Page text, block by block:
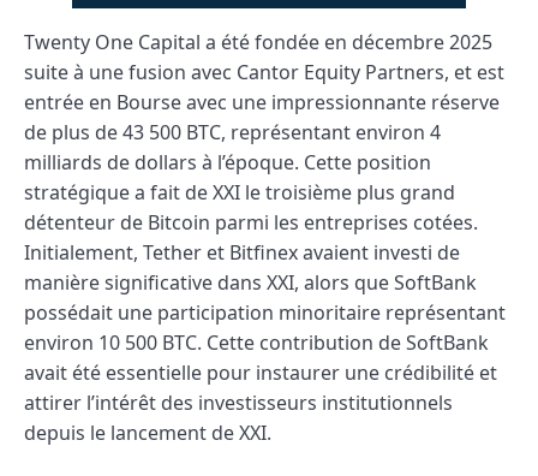
Twenty One Capital a été fondée en décembre 2025
suite à une fusion avec Cantor Equity Partners, et est
entrée en Bourse avec une impressionnante réserve
de plus de 43 500 BTC, représentant environ 4
milliards de dollars à l’époque. Cette position
stratégique a fait de XXI le troisième plus grand
détenteur de Bitcoin parmi les entreprises cotées.
Initialement, Tether et Bitfinex avaient investi de
manière significative dans XXI, alors que SoftBank
possédait une participation minoritaire représentant
environ 10 500 BTC. Cette contribution de SoftBank
avait été essentielle pour instaurer une crédibilité et
attirer l’intérêt des investisseurs institutionnels
depuis le lancement de XXI.